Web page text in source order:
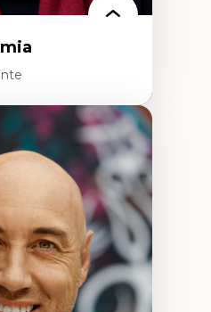
et représentations
usages au Canada
représentations des
dans l'espace
et urbain
et décolonisation des